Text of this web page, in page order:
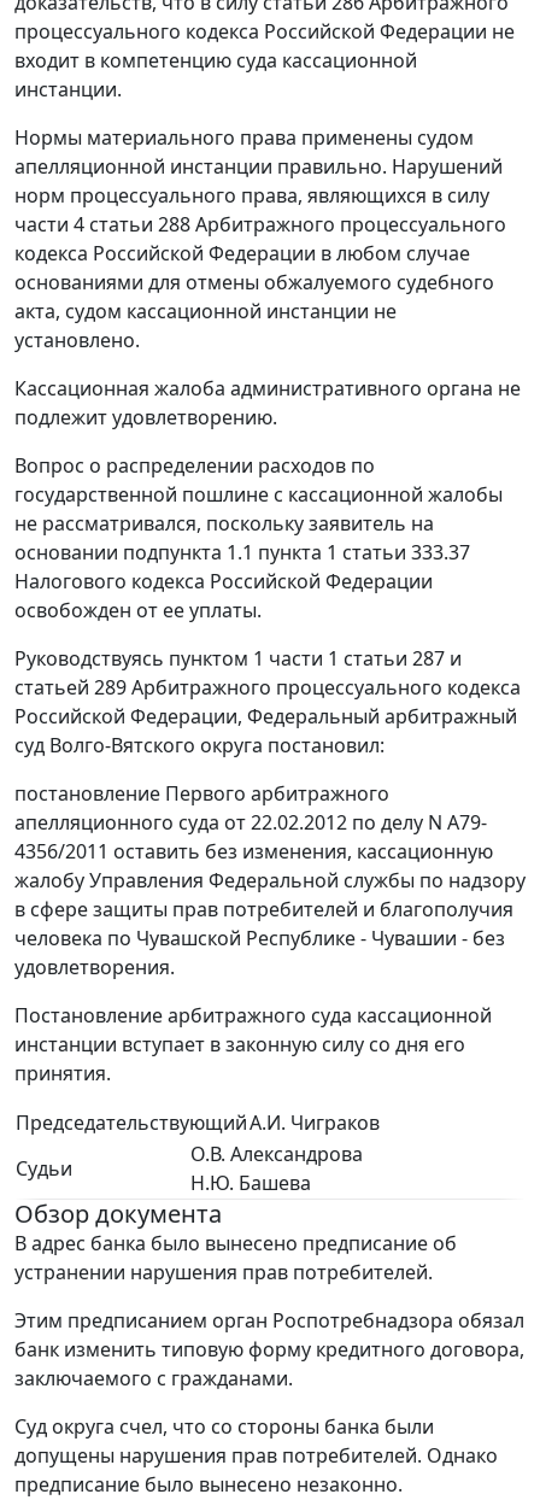
процессуального кодекса Российской Федерации не
входит в компетенцию суда кассационной
инстанции.
Нормы материального права применены судом
апелляционной инстанции правильно. Нарушений
норм процессуального права, являющихся в силу
части 4 статьи 288 Арбитражного процессуального
кодекса Российской Федерации в любом случае
основаниями для отмены обжалуемого судебного
акта, судом кассационной инстанции не
установлено.
Кассационная жалоба административного органа не
подлежит удовлетворению.
Вопрос о распределении расходов по
государственной пошлине с кассационной жалобы
не рассматривался, поскольку заявитель на
основании подпункта 1.1 пункта 1 статьи 333.37
Налогового кодекса Российской Федерации
освобожден от ее уплаты.
Руководствуясь пунктом 1 части 1 статьи 287 и
статьей 289 Арбитражного процессуального кодекса
Российской Федерации, Федеральный арбитражный
суд Волго-Вятского округа постановил:
постановление Первого арбитражного
апелляционного суда от 22.02.2012 по делу N А79-
4356/2011 оставить без изменения, кассационную
жалобу Управления Федеральной службы по надзору
в сфере защиты прав потребителей и благополучия
человека по Чувашской Республике - Чувашии - без
удовлетворения.
Постановление арбитражного суда кассационной
инстанции вступает в законную силу со дня его
принятия.
ПредседательствующийА.И. Чиграков
Судьи
О.В. Александрова
Н.Ю. Башева
Обзор документа
В адрес банка было вынесено предписание об
устранении нарушения прав потребителей.
Этим предписанием орган Роспотребнадзора обязал
банк изменить типовую форму кредитного договора,
заключаемого с гражданами.
Суд округа счел, что со стороны банка были
допущены нарушения прав потребителей. Однако
предписание было вынесено незаконно.